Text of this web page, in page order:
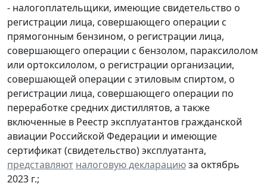
- налогоплательщики, имеющие свидетельство о
регистрации лица, совершающего операции с
прямогонным бензином, о регистрации лица,
совершающего операции с бензолом, параксилолом
или ортоксилолом, о регистрации организации,
совершающей операции с этиловым спиртом, о
регистрации лица, совершающего операции по
переработке средних дистиллятов, а также
включенные в Реестр эксплуатантов гражданской
авиации Российской Федерации и имеющие
сертификат (свидетельство) эксплуатанта,
представляют налоговую декларациюза октябрь
2023 г.;